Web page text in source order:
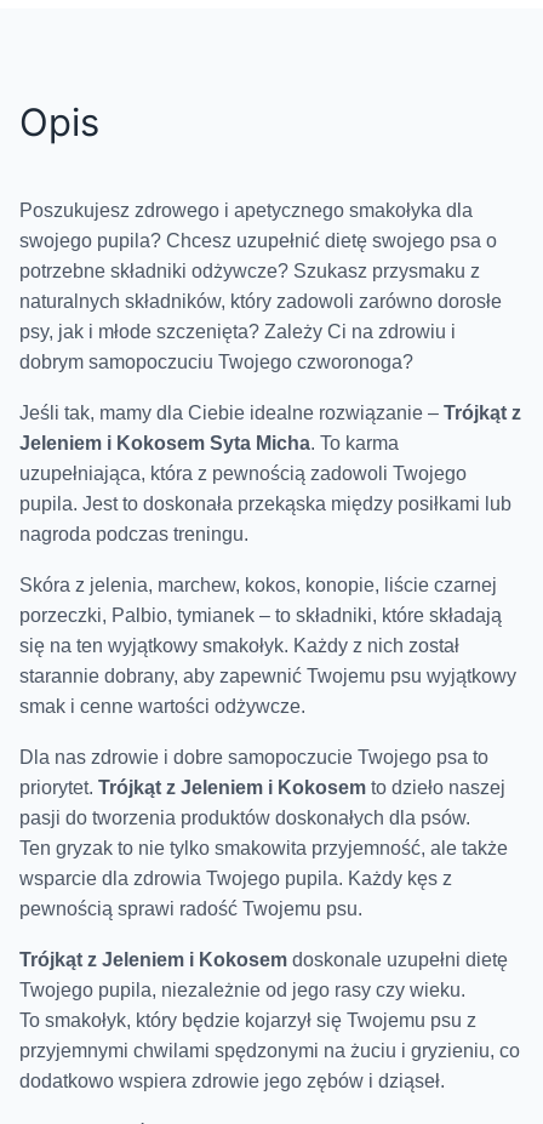
Opis
Poszukujesz zdrowego i apetycznego smakołyka dla
swojego pupila? Chcesz uzupełnić dietę swojego psa o
potrzebne składniki odżywcze? Szukasz przysmaku z
naturalnych składników, który zadowoli zarówno dorosłe
psy, jak i młode szczenięta? Zależy Ci na zdrowiu i
dobrym samopoczuciu Twojego czworonoga?
Jeśli tak, mamy dla Ciebie idealne rozwiązanie – Trójkąt z
Jeleniem i Kokosem Syta Micha. To karma
uzupełniająca, która z pewnością zadowoli Twojego
pupila. Jest to doskonała przekąska między posiłkami lub
nagroda podczas treningu.
Skóra z jelenia, marchew, kokos, konopie, liście czarnej
porzeczki, Palbio, tymianek – to składniki, które składają
się na ten wyjątkowy smakołyk. Każdy z nich został
starannie dobrany, aby zapewnić Twojemu psu wyjątkowy
smak i cenne wartości odżywcze.
Dla nas zdrowie i dobre samopoczucie Twojego psa to
priorytet. Trójkąt z Jeleniem i Kokosem to dzieło naszej
pasji do tworzenia produktów doskonałych dla psów.
Ten gryzak to nie tylko smakowita przyjemność, ale także
wsparcie dla zdrowia Twojego pupila. Każdy kęs z
pewnością sprawi radość Twojemu psu.
Trójkąt z Jeleniem i Kokosem doskonale uzupełni dietę
Twojego pupila, niezależnie od jego rasy czy wieku.
To smakołyk, który będzie kojarzył się Twojemu psu z
przyjemnymi chwilami spędzonymi na żuciu i gryzieniu, co
dodatkowo wspiera zdrowie jego zębów i dziąseł.